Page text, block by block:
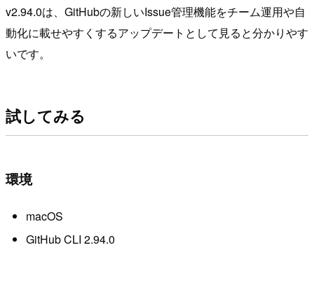
v2.94.0は、GitHubの新しいIssue管理機能をチーム運用や自
動化に載せやすくするアップデートとして見ると分かりやす
いです。
試してみる
環境
macOS
GitHub CLI 2.94.0